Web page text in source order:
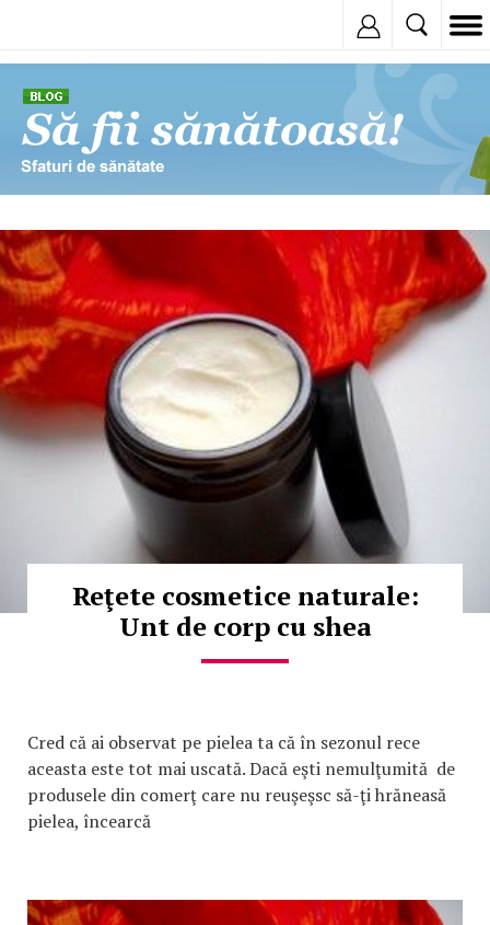
© Copyright:
Reţete cosmetice naturale:
Unt de corp cu shea
Cred că ai observat pe pielea ta că în sezonul rece
aceasta este tot mai uscată. Dacă eşti nemulţumită de
produsele din comerţ care nu reuşeşsc să-ţi hrăneasă
pielea, încearcă